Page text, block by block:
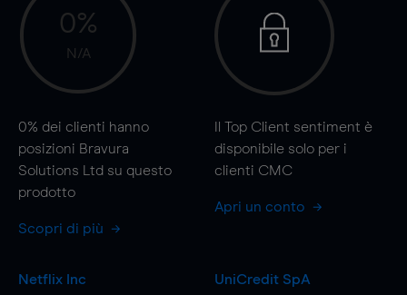
0%
N/A
0% dei clienti hanno
posizioni Bravura
Solutions Ltd su questo
prodotto
Scopri di più
Il Top Client sentiment è
disponibile solo per i
clienti CMC
Apri un conto
Netflix Inc
UniCredit SpA